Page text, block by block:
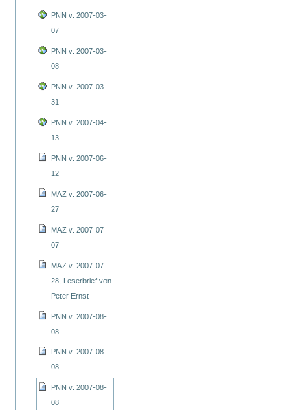
PNN v. 2007-03-
07
PNN v. 2007-03-
08
PNN v. 2007-03-
31
PNN v. 2007-04-
13
PNN v. 2007-06-
12
MAZ v. 2007-06-
27
MAZ v. 2007-07-
07
MAZ v. 2007-07-
28, Leserbrief von
Peter Ernst
PNN v. 2007-08-
08
PNN v. 2007-08-
08
PNN v. 2007-08-
08